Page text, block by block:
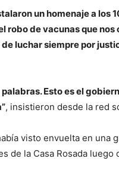
un homenaje a los
robo de vacunas que
luchar siempre por
palabras. Esto es el
, insistieron desde la red
visto envuelta en una
de la Casa Rosada